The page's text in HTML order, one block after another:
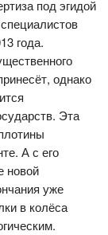
под эгидой
года.
однако
Эта
А с его
новой
уже
в колёса